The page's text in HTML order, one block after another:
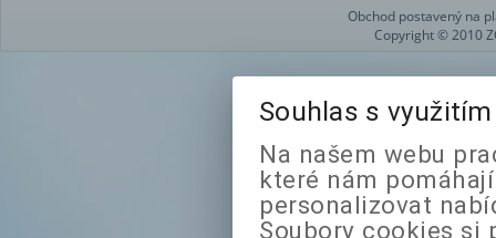
Obchod postavený na
Copyright © 2010
Souhlas s
Na našem webu
které nám
personalizovat
Soubory cookies si